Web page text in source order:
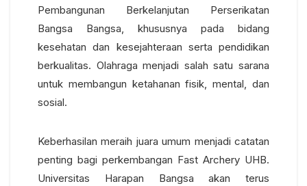
Pembangunan Berkelanjutan Perserikatan
Bangsa Bangsa, khususnya pada bidang
kesehatan dan kesejahteraan serta pendidikan
berkualitas. Olahraga menjadi salah satu sarana
untuk membangun ketahanan fisik, mental, dan
sosial.
Keberhasilan meraih juara umum menjadi catatan
penting bagi perkembangan Fast Archery UHB.
Universitas Harapan Bangsa akan terus